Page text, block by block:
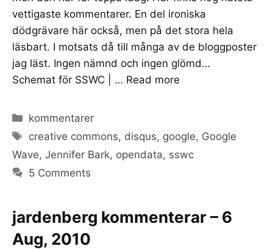
vettigaste kommentarer. En del ironiska
dödgrävare här också, men på det stora hela
läsbart. I motsats då till många av de bloggposter
jag läst. Ingen nämnd och ingen glömd…
Schemat för SSWC | … Read more
Categories
kommentarer
Tags
creative commons, disqus, google, Google
Wave, Jennifer Bark, opendata, sswc
5 Comments
jardenberg kommenterar – 6
Aug, 2010